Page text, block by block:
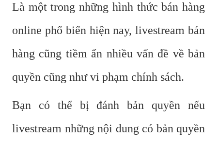
Là một trong những hình thức bán hàng
online phổ biến hiện nay, livestream bán
hàng cũng tiềm ẩn nhiều vấn đề về bản
quyền cũng như vi phạm chính sách.
Bạn có thể bị đánh bản quyền nếu
livestream những nội dung có bản quyền